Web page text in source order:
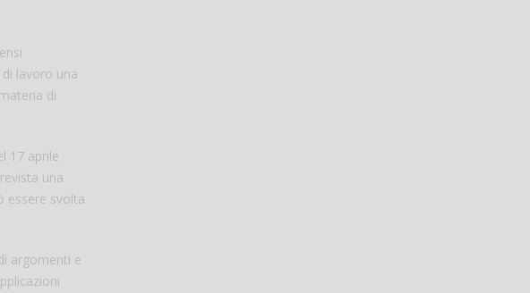
lavoro una
di
17 aprile
una
essere svolta
argomenti e